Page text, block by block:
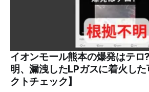
イオンモール熊本の爆発はテロ
明、漏洩したLPガスに着火し
クトチェック】